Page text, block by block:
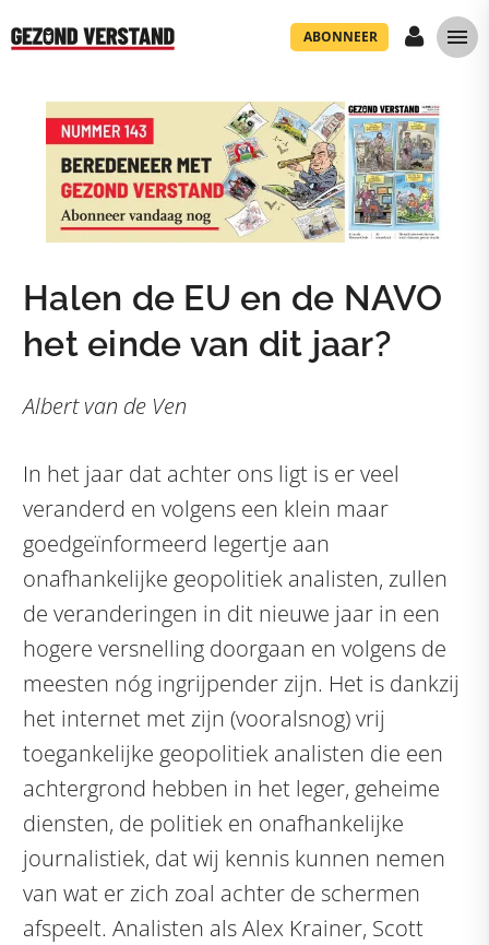
ABONNEER
Halen de EU en de NAVO
het einde van dit jaar?
Albert van de Ven
In het jaar dat achter ons ligt is er veel
veranderd en volgens een klein maar
goedgeïnformeerd legertje aan
onafhankelijke geopolitiek analisten, zullen
de veranderingen in dit nieuwe jaar in een
hogere versnelling doorgaan en volgens de
meesten nóg ingrijpender zijn. Het is dankzij
het internet met zijn (vooralsnog) vrij
toegankelijke geopolitiek analisten die een
achtergrond hebben in het leger, geheime
diensten, de politiek en onafhankelijke
journalistiek, dat wij kennis kunnen nemen
van wat er zich zoal achter de schermen
afspeelt. Analisten als Alex Krainer, Scott